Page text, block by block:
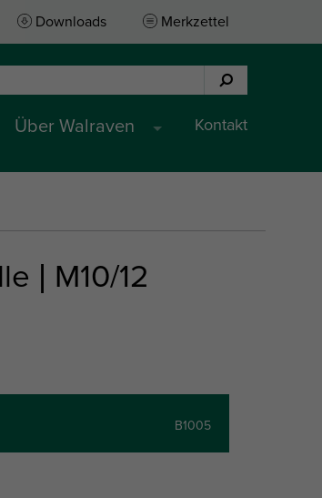
Downloads Merkzettel
Über Walraven Kontakt
| M10/12
B1005